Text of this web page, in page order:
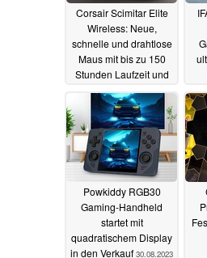
Corsair Scimitar Elite
Wireless: Neue,
schnelle und drahtlose
Maus mit bis zu 150
Stunden Laufzeit und
31.08.2023
Powkiddy RGB30
Gaming-Handheld
startet mit
quadratischem Display
in den Verkauf 30.08.2023